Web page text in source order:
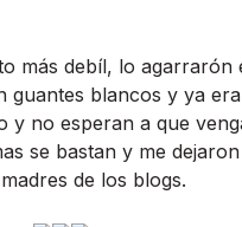
más debí­l, lo agarrarón
guantes blancos y ya
y no esperan a que
se bastan y me
de los blogs.